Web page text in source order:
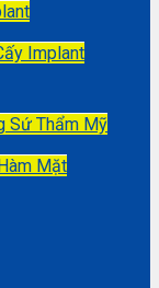
Implant
Sứ Thẩm Mỹ
Mặt